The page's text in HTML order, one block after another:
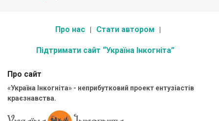
Про нас Стати автором
Підтримати сайт “Україна Інкогніта”
Про сайт
«Україна Інкогніта» - неприбутковий проект ентузіастів
краєзнавства.